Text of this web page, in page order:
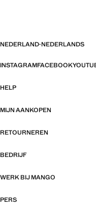
NEDERLAND·NEDERLANDS
INSTAGRAMFACEBOOK
HELP
MIJN AANKOPEN
RETOURNEREN
BEDRIJF
WERK BIJ MANGO
PERS